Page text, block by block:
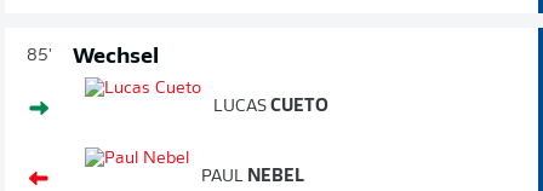
85' Wechsel
LUCAS CUETO
PAUL NEBEL